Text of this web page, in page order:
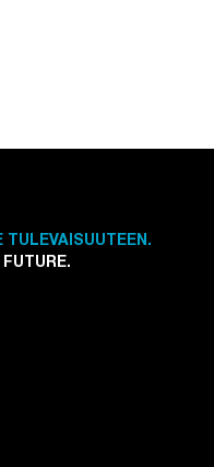
TULEVAISUUTEEN.
FUTURE.